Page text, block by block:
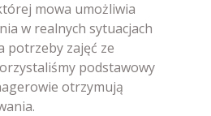
mowa umożliwia
w realnych sytuacjach
potrzeby zajęć ze
podstawowy
otrzymują